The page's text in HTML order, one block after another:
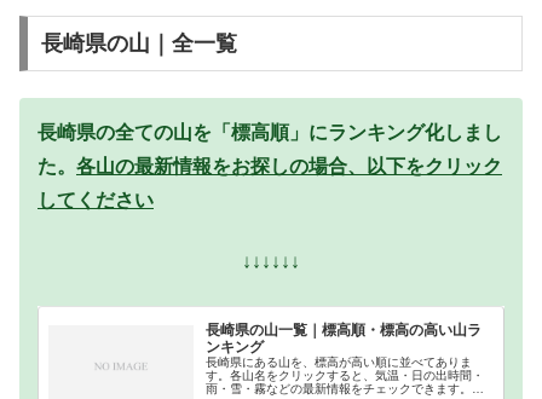
長崎県の山｜全一覧
長崎県の全ての山を「標高順」にランキング化しまし
た。 各山の最新情報をお探しの場合、以下をクリック
してください
↓↓↓↓↓↓
長崎県の山一覧｜標高順・標高の高い山ラ
ンキング
長崎県にある山を、標高が高い順に並べてありま
す。各山名をクリックすると、気温・日の出時間・
雨・雪・霧などの最新情報をチェックできます。長